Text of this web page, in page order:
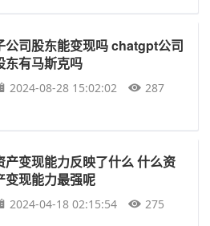
公司股东能变现吗 chatgpt公司
东有马斯克吗
2024-08-28 15:02:02 287
产变现能力反映了什么 什么资
变现能力最强呢
2024-04-18 02:15:54 275